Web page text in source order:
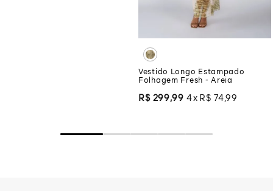
Vestido Longo Estampado
Folhagem Fresh - Areia
R$ 299,99 4 R$ 74,99